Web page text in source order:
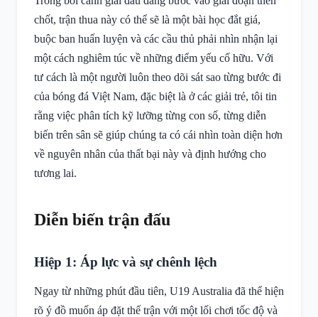
chốt, trận thua này có thể sẽ là một bài học đắt giá,
buộc ban huấn luyện và các cầu thủ phải nhìn nhận lại
một cách nghiêm túc về những điểm yếu cố hữu. Với
tư cách là một người luôn theo dõi sát sao từng bước đi
của bóng đá Việt Nam, đặc biệt là ở các giải trẻ, tôi tin
rằng việc phân tích kỹ lưỡng từng con số, từng diễn
biến trên sân sẽ giúp chúng ta có cái nhìn toàn diện hơn
về nguyên nhân của thất bại này và định hướng cho
tương lai.
Diễn biến trận đấu
Hiệp 1: Áp lực và sự chênh lệch
Ngay từ những phút đầu tiên, U19 Australia đã thể hiện
rõ ý đồ muốn áp đặt thế trận với một lối chơi tốc độ và